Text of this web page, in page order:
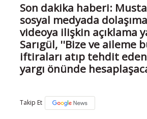
Son dakika haberi:
sosyal medyada
videoya ilişkin açıklama
Sarıgül, ''Bize ve aileme
iftiraları atıp tehdit
yargı önünde
Takip Et